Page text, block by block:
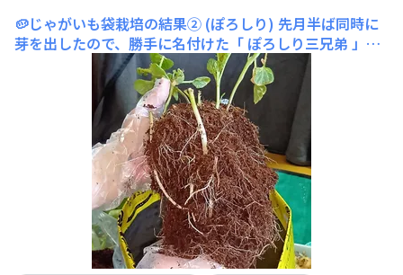
🥔じゃがいも袋栽培の結果② (ぽろしり) 先月半ば同時に
芽を出したので、勝手に名付けた「 ぽろしり三兄弟 」。
なんとか生きている状態です。新しく芽は出しても15cm
以上育たず、葉が大きく展開しません。日焼けした葉がだ
んだん枯れて小さくなって来ます😢今回の収穫後に、ぽ
ろしりの土の中の様子を見て、残すか処分するかを決める
ということにしました。結